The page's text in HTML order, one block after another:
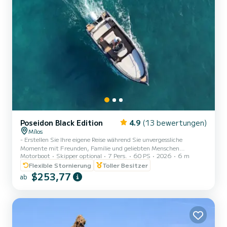
Poseidon Black Edition 4.9 (13 bewertungen)
Mílos
- Erstellen Sie Ihre eigene Reise während Sie unvergessliche
Momente mit Freunden, Familie und geliebten Menschen
genießen. - Unsere Luxusboote sind so konzipiert, dass sie Ihnen
eine unvergessliche und komfortable Kreuzfahrt bieten. -
Entdecken Sie Milos - Vorschläge zur Route von einem
Einheimischen. - Seien Sie einen Tag lang Kapitän. - Lizenz ist
USB-Ladegerät - GPS - Eisbox - Wasser & Getränke - Badeleiter -
Motorboot Skipper optional 7 Pers. 60 PS 2026
6 m
Flexible Stornierung
Toller Besitzer
ab $253,77